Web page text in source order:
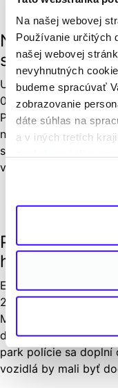
Na našej webovej
Používanie určitých
našej webovej
nevyhnutných
budeme spracúvať
zobrazovanie
dáte súhlas na
a v iných tretích
Na výlet s
stojí a koľko
Udržateľné cestovanie
07. 12. 2022
Podľa štúdie portálu
najnižšie ceny na
sme na popredných
v pomere k počtu
Policajti
hybridov aj
Elektromobilita
28. 11. 2022
Ministerstvo vnútra
dodávateľmi Kia,
park polície sa doplní
vozidlá by mali byť